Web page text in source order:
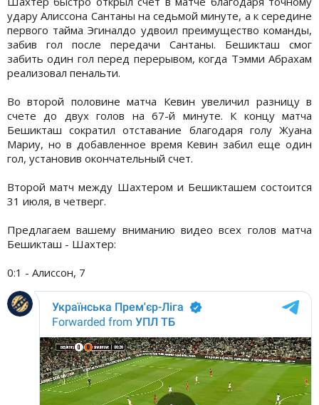
удару Алиссона Сантаны на седьмой минуте, а к середине
первого тайма Эгиналдо удвоил преимущество команды,
забив гол после передачи Сантаны. Бешикташ смог
забить один гол перед перерывом, когда Тэмми Абрахам
реализовал пенальти.
Во второй половине матча Кевин увеличил разницу в
счете до двух голов на 67-й минуте. К концу матча
Бешикташ сократил отставание благодаря голу Жуана
Мариу, но в добавленное время Кевин забил еще один
гол, установив окончательный счет.
Второй матч между Шахтером и Бешикташем состоится
31 июля, в четверг.
Предлагаем вашему вниманию видео всех голов матча
Бешикташ - Шахтер:
0:1 - Алиссон, 7